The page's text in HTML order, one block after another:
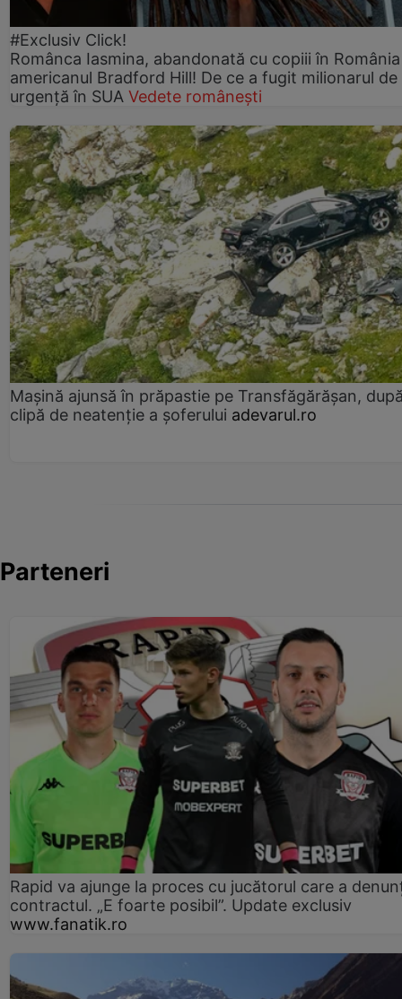
#Exclusiv Click!
Românca Iasmina, abandonată cu copiii în
americanul Bradford Hill! De ce a fugit milionarul de
urgență în SUA Vedete românești
Mașină ajunsă în prăpastie pe Transfăgărășan,
clipă de neatenție a șoferului adevarul.ro
Parteneri
Rapid va ajunge la proces cu jucătorul care a
contractul. „E foarte posibil”. Update exclusiv
www.fanatik.ro